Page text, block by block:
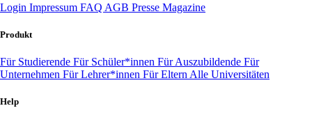
Login Impressum FAQ AGB Presse Magazine
Produkt
Für Studierende Für Schüler*innen Für Auszubildende Für
Unternehmen Für Lehrer*innen Für Eltern Alle Universitäten
Help